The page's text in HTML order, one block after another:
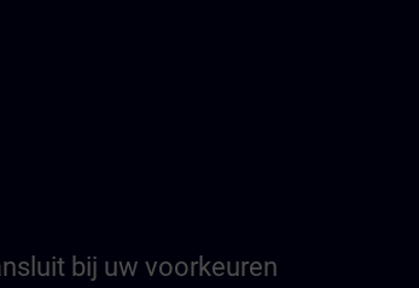
bij uw voorkeuren